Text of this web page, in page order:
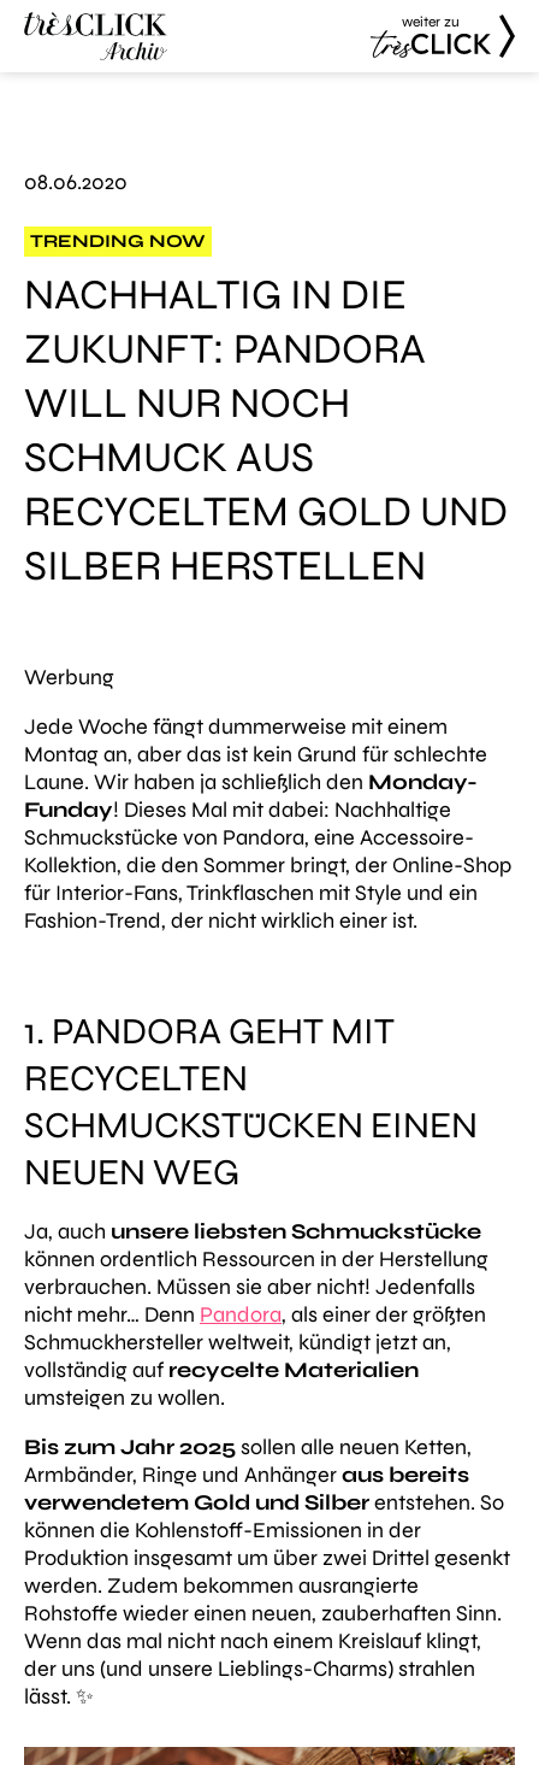
weiter zu
08.06.2020
TRENDING NOW
NACHHALTIG IN DIE
ZUKUNFT: PANDORA
WILL NUR NOCH
SCHMUCK AUS
RECYCELTEM GOLD UND
SILBER HERSTELLEN
Werbung
Jede Woche fängt dummerweise mit einem
Montag an, aber das ist kein Grund für schlechte
Laune. Wir haben ja schließlich den Monday-
Funday! Dieses Mal mit dabei: Nachhaltige
Schmuckstücke von Pandora, eine Accessoire-
Kollektion, die den Sommer bringt, der Online-Shop
für Interior-Fans, Trinkflaschen mit Style und ein
Fashion-Trend, der nicht wirklich einer ist.
1. PANDORA GEHT MIT
RECYCELTEN
SCHMUCKSTÜCKEN EINEN
NEUEN WEG
Ja, auch unsere liebsten Schmuckstücke
können ordentlich Ressourcen in der Herstellung
verbrauchen. Müssen sie aber nicht! Jedenfalls
nicht mehr… Denn Pandora, als einer der größten
Schmuckhersteller weltweit, kündigt jetzt an,
vollständig auf recycelte Materialien
umsteigen zu wollen.
Bis zum Jahr 2025sollen alle neuen Ketten,
Armbänder, Ringe und Anhängeraus bereits
verwendetem Gold und Silberentstehen. So
können die Kohlenstoff-Emissionen in der
Produktion insgesamt um über zwei Drittel gesenkt
werden. Zudem bekommen ausrangierte
Rohstoffe wieder einen neuen, zauberhaften Sinn.
Wenn das mal nicht nach einem Kreislauf klingt,
der uns (und unsere Lieblings-Charms) strahlen
lässt. ✨